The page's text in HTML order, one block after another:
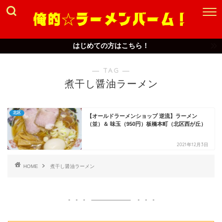
はじめての方はこちら！
― TAG ―
煮干し醤油ラーメン
北区
【オールドラーメンショップ 逆流】ラーメン
（並）＆ 味玉（950円）板橋本町（北区西が丘）
2021年12月3日
HOME 煮干し醤油ラーメン